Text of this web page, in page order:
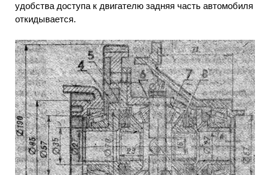
удобства доступа к двигателю задняя часть автомобиля
откидывается.